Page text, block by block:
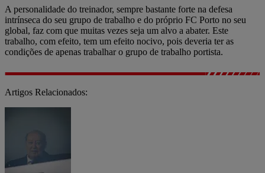
A personalidade do treinador, sempre bastante forte na defesa
intrínseca do seu grupo de trabalho e do próprio FC Porto no seu
global, faz com que muitas vezes seja um alvo a abater. Este
trabalho, com efeito, tem um efeito nocivo, pois deveria ter as
condições de apenas trabalhar o grupo de trabalho portista.
Artigos Relacionados: